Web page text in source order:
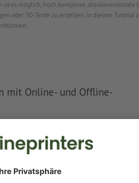
ist es möglich, hoch komplexe, dreidimensionale
oder 3D-Texte zu erstellen. In diesem Tutorial
mit Online- und Offline-